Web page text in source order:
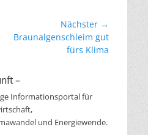
Nächster →
Nächster
Brau­nal­gen­schleim gut
fürs Kli­ma
–
Informationsportal für
und Energiewende.